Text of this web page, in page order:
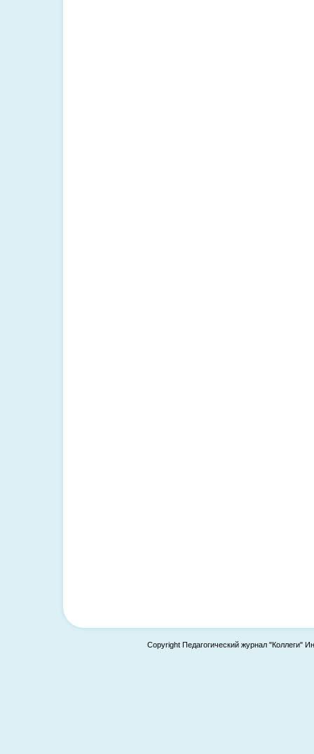
Copyright Педагогический журнал "Коллеги"